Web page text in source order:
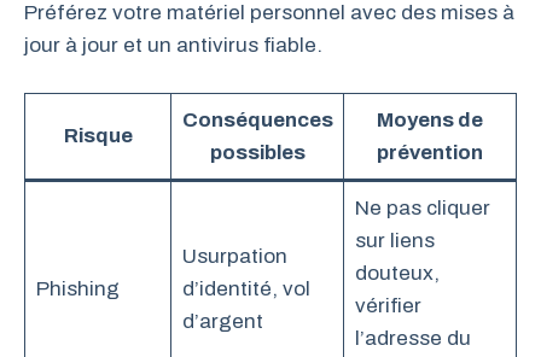
Préférez votre matériel personnel avec des mises à
jour à jour et un antivirus fiable.
Risque
Conséquences
possibles
Moyens de
prévention
Phishing
Usurpation
d’identité, vol
d’argent
Ne pas cliquer
sur liens
douteux,
vérifier
l’adresse du